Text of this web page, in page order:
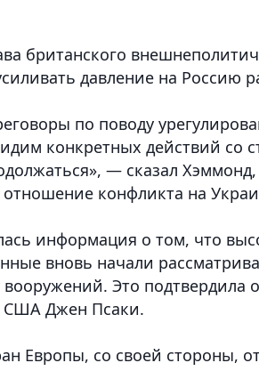
британского
давление на Россию
по поводу
конкретных действий со
— сказал
конфликта на
информация о том, что
вновь начали
Это подтвердила
США Джен Псаки.
Европы, со своей стороны,